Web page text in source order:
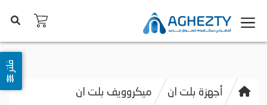
أجهزة بلت ان ميكروويف بلت ان
فلتر